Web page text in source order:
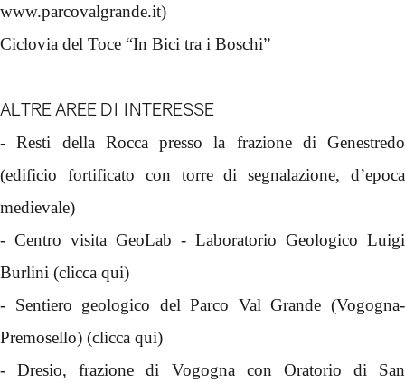
www.parcovalgrande.it)
Ciclovia del Toce “In Bici tra i Boschi”
ALTRE AREE DI INTERESSE
- Resti della Rocca presso la frazione di Genestredo
(edificio fortificato con torre di segnalazione, d’epoca
medievale)
- Centro visita GeoLab - Laboratorio Geologico Luigi
Burlini (clicca qui)
- Sentiero geologico del Parco Val Grande (Vogogna-
Premosello) (clicca qui)
- Dresio, frazione di Vogogna con Oratorio di San